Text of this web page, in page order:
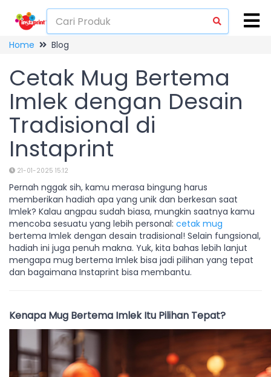
Home Blog
Cetak Mug Bertema
Imlek dengan Desain
Tradisional di
Instaprint
21-01-2025 15:12
Pernah nggak sih, kamu merasa bingung harus
memberikan hadiah apa yang unik dan berkesan saat
Imlek? Kalau angpau sudah biasa, mungkin saatnya kamu
mencoba sesuatu yang lebih personal: cetak mug
bertema Imlek dengan desain tradisional! Selain fungsional,
hadiah ini juga penuh makna. Yuk, kita bahas lebih lanjut
mengapa mug bertema Imlek bisa jadi pilihan yang tepat
dan bagaimana Instaprint bisa membantu.
Kenapa Mug Bertema Imlek Itu Pilihan Tepat?